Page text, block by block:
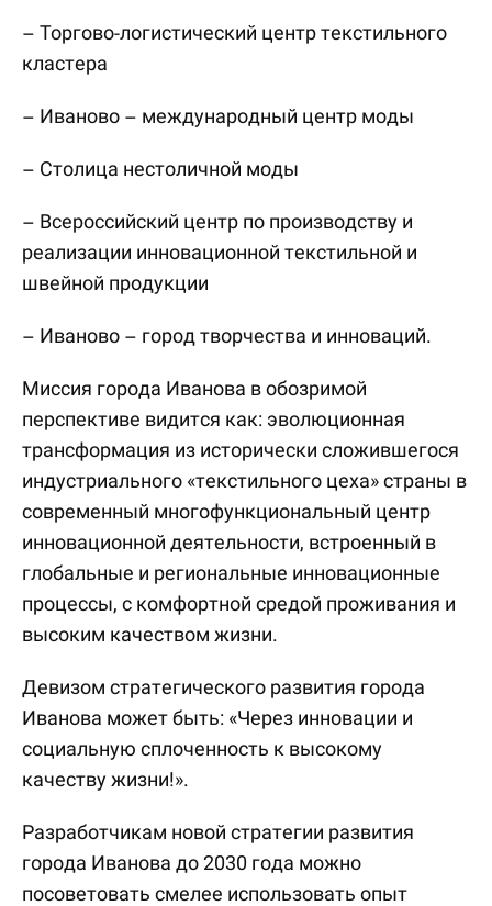
– Торгово-логистический центр текстильного
кластера
– Иваново – международный центр моды
– Столица нестоличной моды
– Всероссийский центр по производству и
реализации инновационной текстильной и
швейной продукции
– Иваново – город творчества и инноваций.
Миссия города Иванова в обозримой
перспективе видится как: эволюционная
трансформация из исторически сложившегося
индустриального «текстильного цеха» страны в
современный многофункциональный центр
инновационной деятельности, встроенный в
глобальные и региональные инновационные
процессы, с комфортной средой проживания и
высоким качеством жизни.
Девизом стратегического развития города
Иванова может быть: «Через инновации и
социальную сплоченность к высокому
качеству жизни!».
Разработчикам новой стратегии развития
города Иванова до 2030 года можно
посоветовать смелее использовать опыт